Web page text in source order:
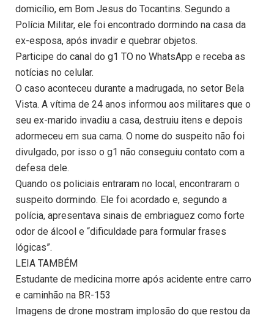
domicílio, em Bom Jesus do Tocantins. Segundo a
Polícia Militar, ele foi encontrado dormindo na casa da
ex-esposa, após invadir e quebrar objetos.
Participe do canal do g1 TO no WhatsApp e receba as
notícias no celular.
O caso aconteceu durante a madrugada, no setor Bela
Vista. A vítima de 24 anos informou aos militares que o
seu ex-marido invadiu a casa, destruiu itens e depois
adormeceu em sua cama. O nome do suspeito não foi
divulgado, por isso o g1 não conseguiu contato com a
defesa dele.
Quando os policiais entraram no local, encontraram o
suspeito dormindo. Ele foi acordado e, segundo a
polícia, apresentava sinais de embriaguez como forte
odor de álcool e “dificuldade para formular frases
lógicas”.
LEIA TAMBÉM
Estudante de medicina morre após acidente entre carro
e caminhão na BR-153
Imagens de drone mostram implosão do que restou da